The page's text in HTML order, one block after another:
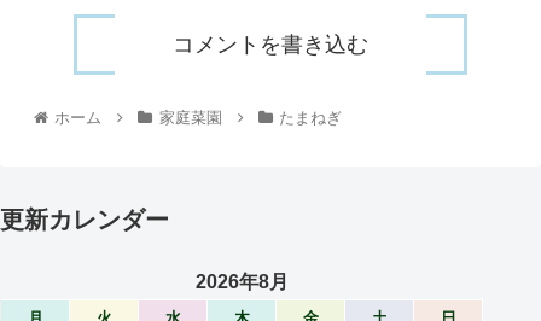
コメントを書き込む
ホーム 家庭菜園 たまねぎ
更新カレンダー
2026年8月